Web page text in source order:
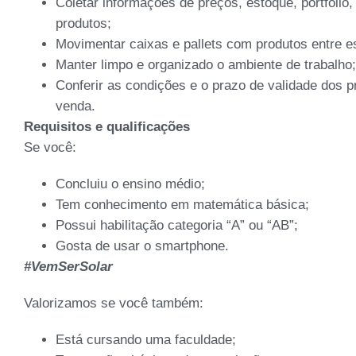
produtos;
Movimentar caixas e pallets com produtos entre
Manter limpo e organizado o ambiente de trabalho;
Conferir as condições e o prazo de validade dos
venda.
Requisitos e qualificações
Se você:
Concluiu o ensino médio;
Tem conhecimento em matemática básica;
Possui habilitação categoria “A” ou “AB”;
Gosta de usar o smartphone.
#VemSerSolar
Valorizamos se você também:
Está cursando uma faculdade;